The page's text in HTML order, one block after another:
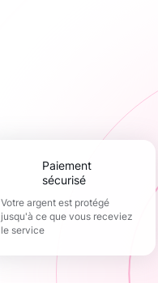
paiement
sécurisé
Votre argent est protégé
jusqu'à ce que vous receviez
le service